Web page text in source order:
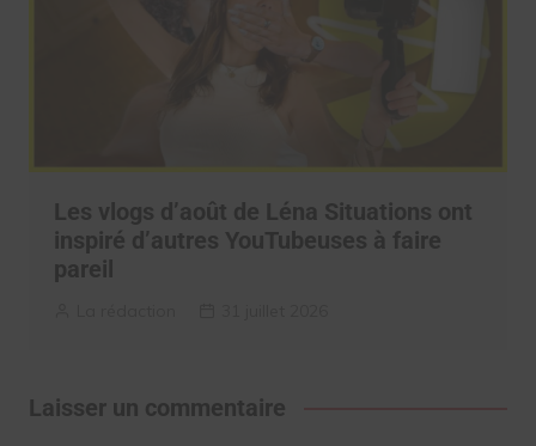
Les vlogs d’août de Léna Situations ont
inspiré d’autres YouTubeuses à faire
pareil
Laisser un commentaire